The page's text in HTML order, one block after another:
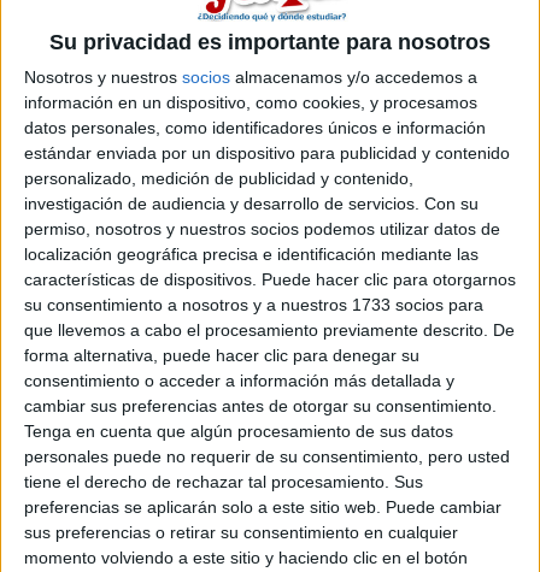
Su privacidad es importante para nosotros
Nosotros y nuestros socios almacenamos y/o accedemos a
información en un dispositivo, como cookies, y procesamos
datos personales, como identificadores únicos e información
estándar enviada por un dispositivo para publicidad y contenido
personalizado, medición de publicidad y contenido,
investigación de audiencia y desarrollo de servicios. Con su
permiso, nosotros y nuestros socios podemos utilizar datos de
localización geográfica precisa e identificación mediante las
características de dispositivos. Puede hacer clic para otorgarnos
su consentimiento a nosotros y a nuestros 1733 socios para
que llevemos a cabo el procesamiento previamente descrito. De
forma alternativa, puede hacer clic para denegar su
consentimiento o acceder a información más detallada y
cambiar sus preferencias antes de otorgar su consentimiento.
Tenga en cuenta que algún procesamiento de sus datos
personales puede no requerir de su consentimiento, pero usted
tiene el derecho de rechazar tal procesamiento. Sus
preferencias se aplicarán solo a este sitio web. Puede cambiar
sus preferencias o retirar su consentimiento en cualquier
momento volviendo a este sitio y haciendo clic en el botón
Sobre ti
Soy:*
Chico
Chica
¿En qué año terminas (o terminaste) bachillerato o FP?
Soy estudiante de:*
Términos y Condiciones de Uso